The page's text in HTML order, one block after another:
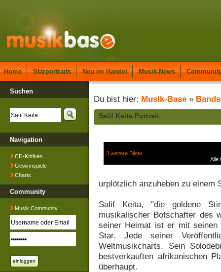
Home Starportraits Neu im Handel Musik-News
Suchen
Navigation
CD-Kritiken
Gewinnspiele
Charts
Community
Musik Community
Du bist hier: Musik-Base » Bands
Salif Keita Portrait
3 weitere Bilder
Alle
urplötzlich anzuheben zu einem
Salif Keita, "die goldene
musikalischer Botschafter des
seiner Heimat ist er mit seinen
Star. Jede seiner
Weltmusikcharts. Sein
bestverkauften afrikanischen
überhaupt.